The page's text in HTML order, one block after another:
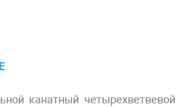
канатный четырехветвевой